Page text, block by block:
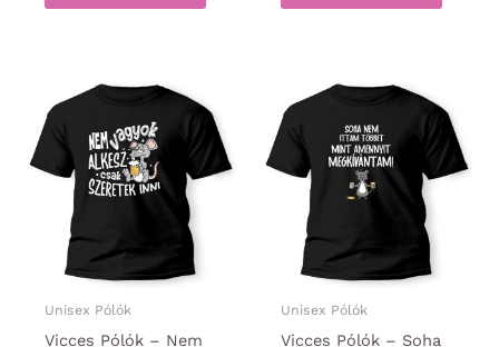
a
variációja
van.
A
termékoldalon
választhatók
a
van.
A
Unisex Pólók
Vicces Pólók – Nem
Unisex Pólók
Vicces Pólók – Soha